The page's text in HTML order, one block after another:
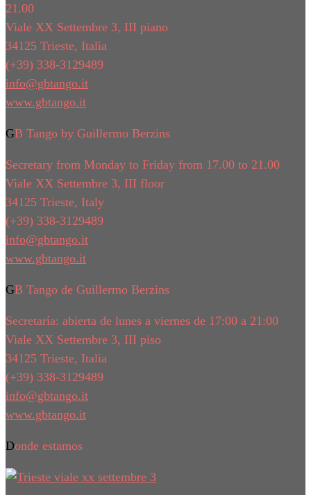
21.00
Viale XX Settembre 3, III piano
34125 Trieste, Italia
(+39) 338-3129489
info@gbtango.it
www.gbtango.it
GB Tango by Guillermo Berzins
Secretary from Monday to Friday from 17.00 to 21.00
Viale XX Settembre 3, III floor
34125 Trieste, Italy
(+39) 338-3129489
info@gbtango.it
www.gbtango.it
GB Tango de Guillermo Berzins
Secretaría: abierta de lunes a viernes de 17:00 a 21:00
Viale XX Settembre 3, III piso
34125 Trieste, Italia
(+39) 338-3129489
info@gbtango.it
www.gbtango.it
Donde estamos